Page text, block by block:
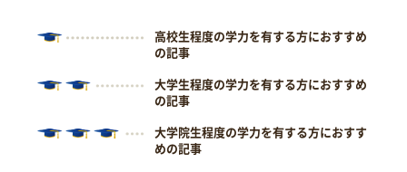
高校生程度の学力を有する方におすすめ
の記事
大学生程度の学力を有する方におすすめ
の記事
大学院生程度の学力を有する方におすす
めの記事